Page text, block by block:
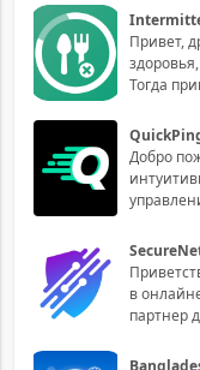
Привет,
Тогда
Добро
в
партнер